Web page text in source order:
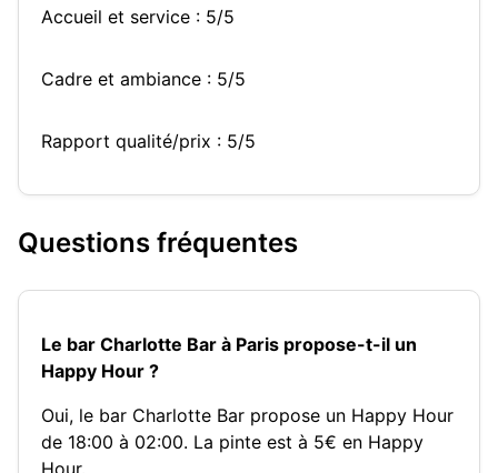
Accueil et service : 5/5
Cadre et ambiance : 5/5
Rapport qualité/prix : 5/5
Questions fréquentes
Le bar Charlotte Bar à Paris propose-t-il un
Happy Hour ?
Oui, le bar Charlotte Bar propose un Happy Hour
de 18:00 à 02:00. La pinte est à 5€ en Happy